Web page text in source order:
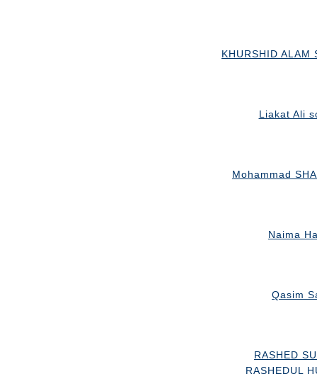
KHURSHID
Liakat Ali
Mohammad
Naima
Qasim
RASHED
RASHEDUL